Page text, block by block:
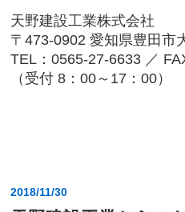
天野建設工業株式会社
〒473-0902 愛知県豊田市
TEL：0565-27-6633 ／
（受付 8：00～17：00）
2018/11/30